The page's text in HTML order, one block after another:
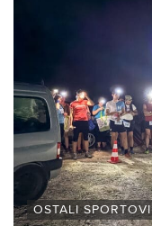
OSTALI SPORTOVI